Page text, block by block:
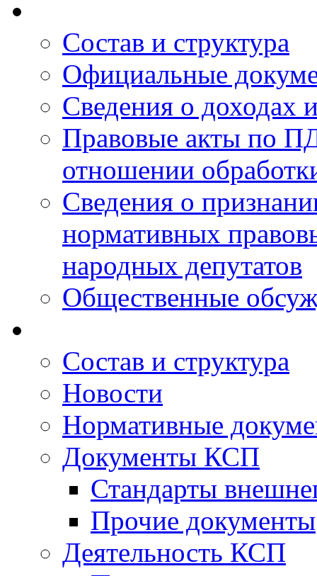
Состав и структура
Официальные
Сведения о доходах
Правовые акты по
отношении
Сведения о
нормативных
народных депутатов
Общественные
Состав и структура
Новости
Нормативные
Документы КСП
Стандарты
Прочие документы
Деятельность КСП